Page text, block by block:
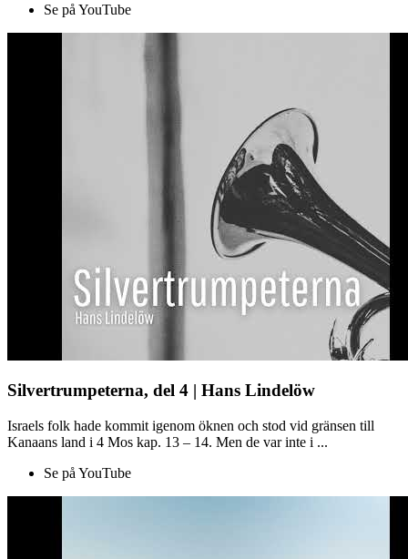
Se på YouTube
Silvertrumpeterna, del 4 | Hans Lindelöw
Israels folk hade kommit igenom öknen och stod vid gränsen till
Kanaans land i 4 Mos kap. 13 – 14. Men de var inte i ...
Se på YouTube